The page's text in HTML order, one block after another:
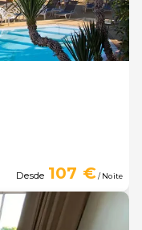
Desde 107 €/ Noite